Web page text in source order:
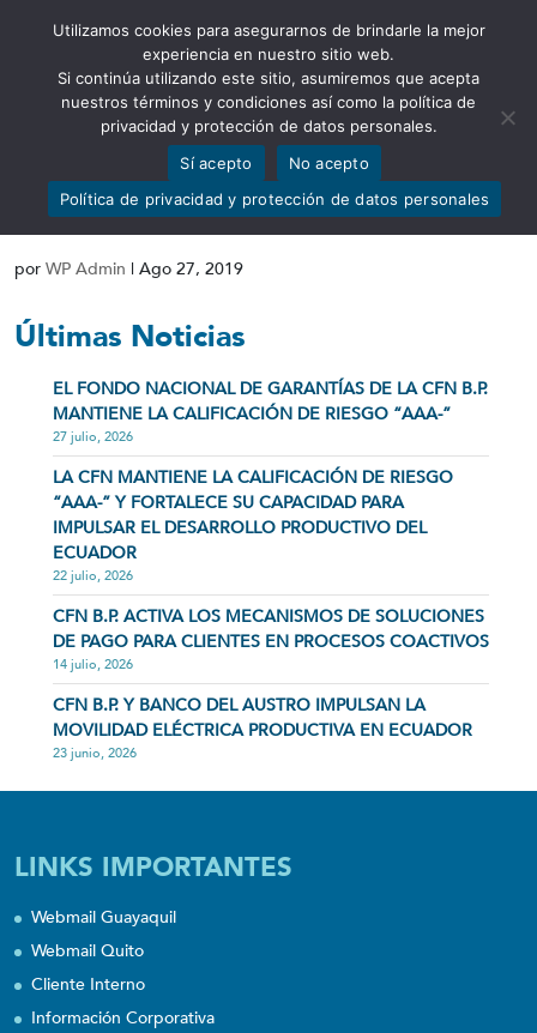
Abrir barra de herramientas
SUBT I – POLITICA OPERA
ACTIVAS Y CONTING
por WP Admin | Ago 27, 2019
Últimas Noticias
EL FONDO NACIONAL DE GARANTÍAS DE LA CFN B.P.
MANTIENE LA CALIFICACIÓN DE RIESGO “AAA-”
27 julio, 2026
LA CFN MANTIENE LA CALIFICACIÓN DE RIESGO
“AAA-” Y FORTALECE SU CAPACIDAD PARA
IMPULSAR EL DESARROLLO PRODUCTIVO DEL
ECUADOR
22 julio, 2026
CFN B.P. ACTIVA LOS MECANISMOS DE SOLUCIONES
DE PAGO PARA CLIENTES EN PROCESOS COACTIVOS
14 julio, 2026
CFN B.P. Y BANCO DEL AUSTRO IMPULSAN LA
MOVILIDAD ELÉCTRICA PRODUCTIVA EN ECUADOR
23 junio, 2026
LINKS IMPORTANTES
Webmail Guayaquil
Webmail Quito
Cliente Interno
Información Corporativa
Utilizamos cookies para asegurarnos de brindarle la mejor
experiencia en nuestro sitio web.
Si continúa utilizando este sitio, asumiremos que acepta
nuestros términos y condiciones así como la política de
privacidad y protección de datos personales.
Sí acepto
No acepto
Política de privacidad y protección de datos personales